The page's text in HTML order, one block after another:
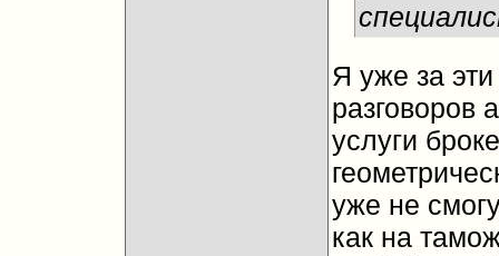
Я уже за
разговоров
услуги
уже не
как на